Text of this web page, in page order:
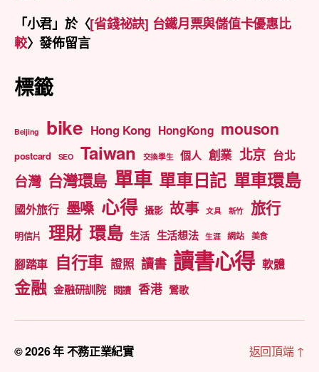
「小君」於〈[省錢祕訣] 台鐵月票與儲值卡優惠比
較〉發佈留言
標籤
Beijing bike Hong Kong HongKong mouson
postcard SEO Taiwan 交換學生 個人 創業 北京 台北
台灣 台灣環島 單車 單車日記 單車環島
國外旅行 墨嗓 心得 攝影 故事 文具 新竹 旅行
明信片 理財 環島 生活 生活想法 生涯 網站 美食
腳踏車 自行車 證照 讀書 讀書心得 軟體
金融 金融研訓院 閱讀 香港 鶯歌
© 2026 年不務正業紀實 返回頂端 ↑